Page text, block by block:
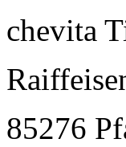
chevita
85276